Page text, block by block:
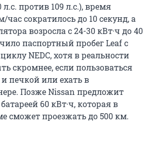
против 109 л.с.), время
час сократилось до 10 секунд, а
возросла с 24-30 кВт·ч до 40
паспортный пробег Leaf с
NEDC, хотя в реальности
скромнее, если пользоваться
печкой или ехать в
Позже Nissan предложит
60 кВт·ч, которая в
сможет проезжать до 500 км.